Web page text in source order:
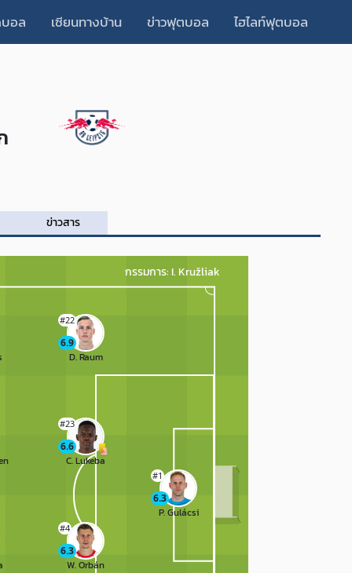
อล เซียนทางบ้าน ข่าวฟุตบอล ไฮไลท์ฟุตบอล
ข่าวสาร
กรรมการ: I. Kružliak
P. Gulácsi
#1
6.3
W. Orbán
#4
6.3
C. Lukeba
#23
6.6
D. Raum
#22
6.9